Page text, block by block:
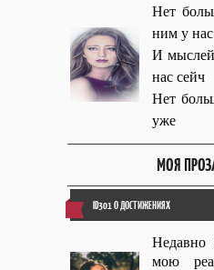
Нет
ним у
И
нас сейч
Нет
уже
МОЯ
ID301 О ДОСТИЖЕНИЯХ
Недавно
мою